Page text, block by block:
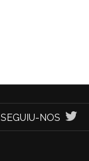
SEGUIU-NOS